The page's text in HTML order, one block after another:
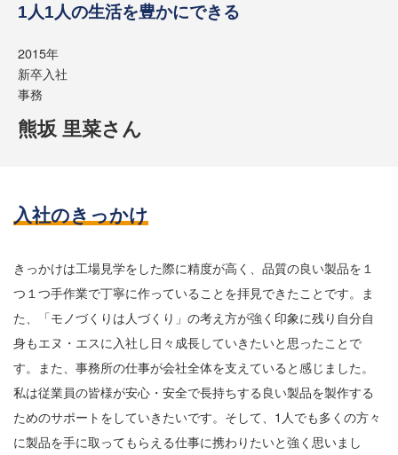
1人1人の生活を豊かにできる
2015年
新卒入社
事務
熊坂 里菜さん
入社のきっかけ
きっかけは工場見学をした際に精度が高く、品質の良い製品を１
つ１つ手作業で丁寧に作っていることを拝見できたことです。ま
た、「モノづくりは人づくり」の考え方が強く印象に残り自分自
身もエヌ・エスに入社し日々成長していきたいと思ったことで
す。また、事務所の仕事が会社全体を支えていると感じました。
私は従業員の皆様が安心・安全で長持ちする良い製品を製作する
ためのサポートをしていきたいです。そして、1人でも多くの方々
に製品を手に取ってもらえる仕事に携わりたいと強く思いまし